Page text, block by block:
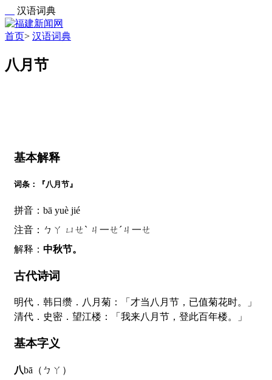
汉语词典
首页> 汉语词典
八月节
基本解释
词条：『八月节』
拼音：bā yuè jié
注音：ㄅㄚ ㄩㄝˋ ㄐ一ㄝˊㄐ一ㄝ
解释： 中秋节。
古代诗词
明代．韩日缵．八月菊：「才当八月节，已值菊花时。」
清代．史密．望江楼：「我来八月节，登此百年楼。」
基本字义
八bā（ㄅㄚ）